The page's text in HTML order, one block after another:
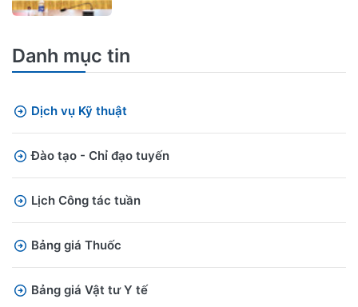
Danh mục tin
Dịch vụ Kỹ thuật
Đào tạo - Chỉ đạo tuyến
Lịch Công tác tuần
Bảng giá Thuốc
Bảng giá Vật tư Y tế